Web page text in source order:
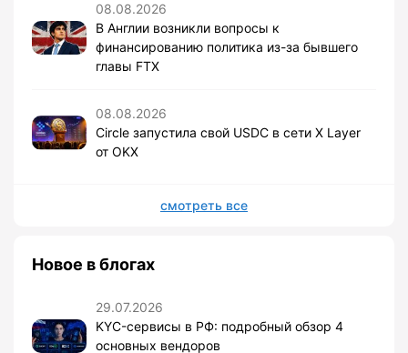
08.08.2026
В Англии возникли вопросы к
финансированию политика из-за бывшего
главы FTX
08.08.2026
Circle запустила свой USDC в сети X Layer
от OKX
смотреть все
Новое в блогах
29.07.2026
KYC-сервисы в РФ: подробный обзор 4
основных вендоров